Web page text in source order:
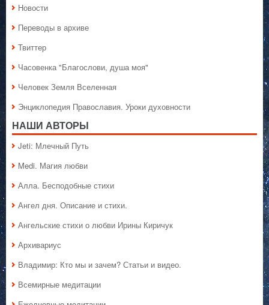
Новости
Переводы в архиве
Твиттер
Часовенка "Благослови, душа моя"
Человек Земля Вселенная
Энциклопедия Православия. Уроки духовности
НАШИ АВТОРЫ
Jeti: Млечный Путь
Medi. Магия любви
Алла. Бесподобные стихи
Ангел дня. Описание и стихи.
Ангельские стихи о любви Ирины Киричук
Архивариус
Владимир: Кто мы и зачем? Статьи и видео.
Всемирные медитации